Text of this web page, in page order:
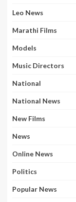
Leo News
Marathi Films
Models
Music Directors
National
National News
New Films
News
Online News
Politics
Popular News